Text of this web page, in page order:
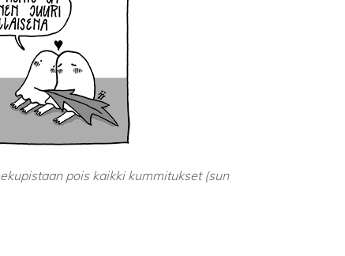
pois kaikki kummitukset (sun